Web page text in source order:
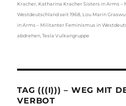
Kracher Katharina Kracher Sisters in Arms
Westdeutschland seit 1968 Lou Marin
in Arms – Militanter Feminismus in
abdrehen ,Tesla Vulkangruppe
TAG (((I))) – WEG MIT
VERBOT